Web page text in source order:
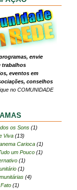
envie
trabalhos
eventos em
conselhos
no COMUNIDADE
os Sons (1)
Viva (13)
Carioca (1)
um Pouco (1)
(1)
(1)
(4)
(1)